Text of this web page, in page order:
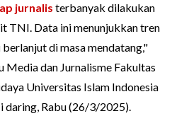
jurnalis terbanyak dilakukan
TNI. Data ini menunjukkan tren
di masa mendatang,"
Media dan Jurnalisme Fakultas
Universitas Islam Indonesia
daring, Rabu (26/3/2025).